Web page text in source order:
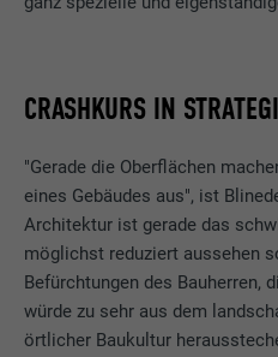
CRASHKURS IN
"Gerade die Oberflächen
eines Gebäudes aus", ist
Architektur ist gerade das
möglichst reduziert aussehen
Befürchtungen des Bauherren,
würde zu sehr aus dem
örtlicher Baukultur